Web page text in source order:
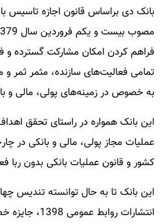
بانک دی براساس قانون اجازه تاسیس
فراهم کردن امکان مشارکت گسترده و
تمامی فعالیت‌های سازنده، مثمر ثمر و
به خصوص در زمینه‌های پولی، مالی و
این بانک همواره در راستای تحقق
عملیات مجاز پولی، مالی و بانکی در
کشور و قانون عملیات بانکی بدون ربا
این بانک تا به حال توانسته تندیس
انتشارات روابط